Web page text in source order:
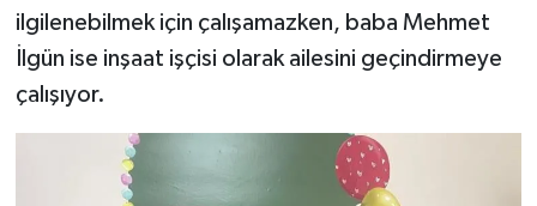
ilgilenebilmek için çalışamazken, baba Mehmet
İlgün ise inşaat işçisi olarak ailesini geçindirmeye
çalışıyor.